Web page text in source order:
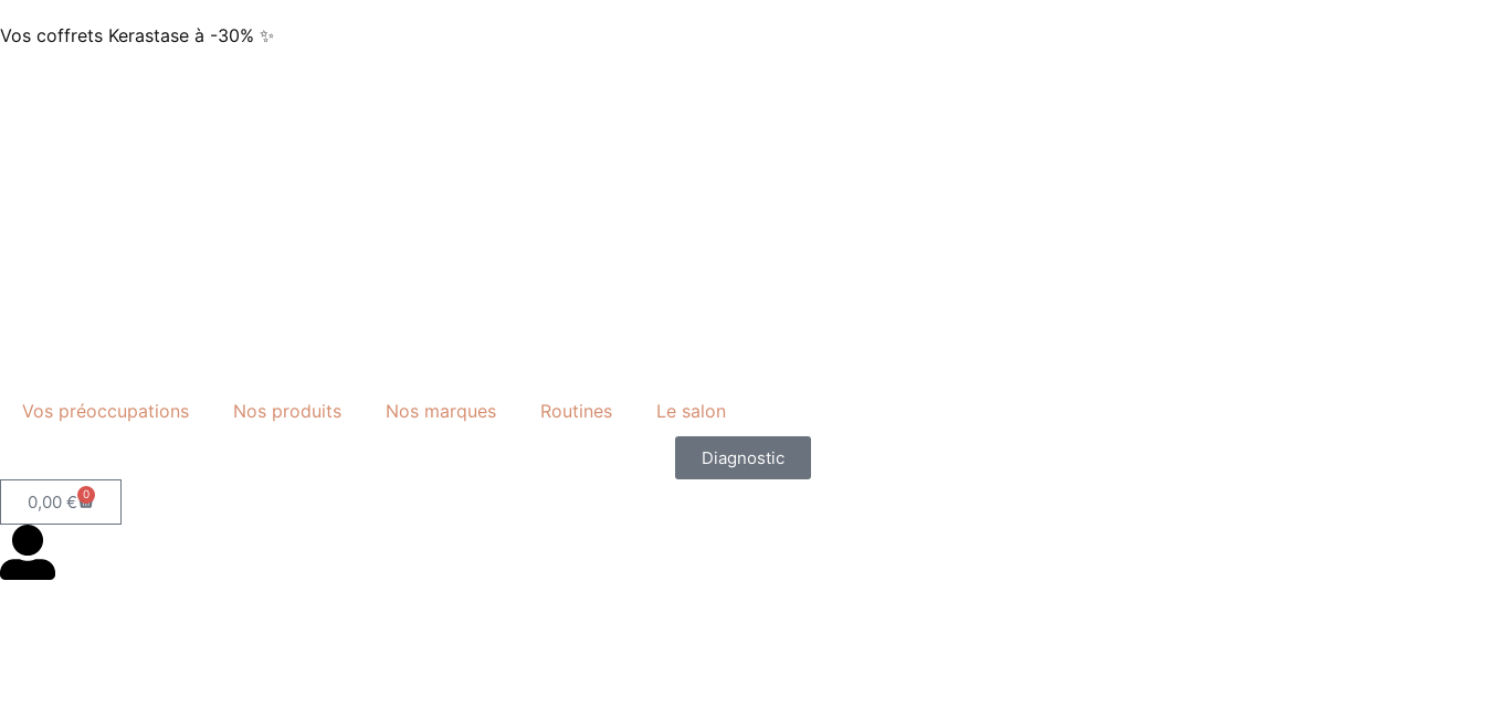
Vos coffrets Kerastase à -30% ✨
Vos préoccupations Nos produits Nos marques Routines Le salon
Diagnostic
0,00 € 0